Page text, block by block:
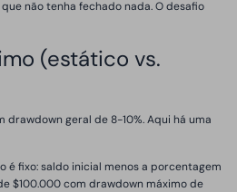
não tenha fechado nada. O desafio
(estático vs.
drawdown geral de 8-10%. Aqui há uma
é fixo: saldo inicial menos a porcentagem
$100.000 com drawdown máximo de